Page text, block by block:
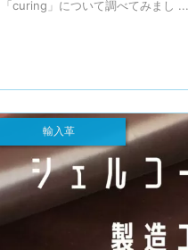
「curing」について調べてみまし ...
輸入革